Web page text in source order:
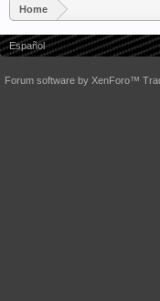
Home
Español
Forum software by XenForo™